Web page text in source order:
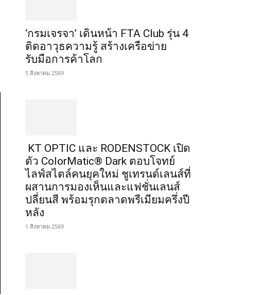
‘กรมเจรจา’ เดินหน้า FTA Club รุ่น 4
ติดอาวุธความรู้ สร้างเครือข่าย
รับมือการค้าโลก
5 สิงหาคม 2569
KT OPTIC และ RODENSTOCK เปิด
ตัว ColorMatic® Dark ตอบโจทย์
ไลฟ์สไตล์คนยุคใหม่ ชูเทรนด์เลนส์ที่
ผสานการมองเห็นและแฟชั่นเลนส์
ปลี่ยนสี พร้อมรุกตลาดพรีเมียมครึ่งปี
หลัง
1 สิงหาคม 2569